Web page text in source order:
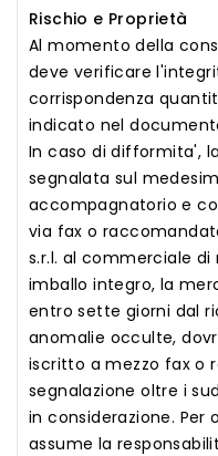
Rischio e Proprietà
Al momento della
deve verificare
corrispondenza
indicato nel
In caso di difformita',
segnalata sul
accompagnatorio e
via fax o
s.r.l. al commerciale di
imballo integro, la
entro sette giorni dal
anomalie occulte,
iscritto a mezzo fax o
segnalazione oltre i
in considerazione. Per
assume la